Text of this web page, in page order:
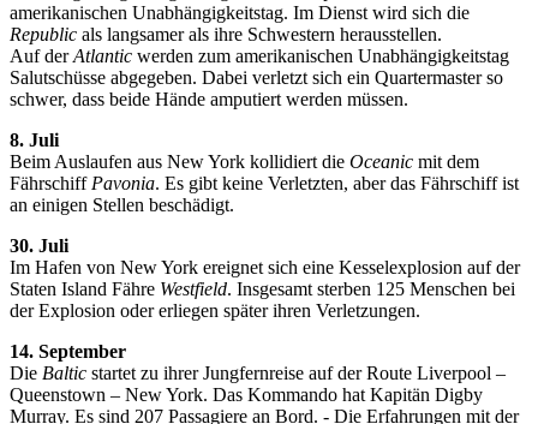
amerikanischen Unabhängigkeitstag. Im Dienst wird sich die
Republic als langsamer als ihre Schwestern herausstellen.
Auf derAtlantic werden zum amerikanischen Unabhängigkeitstag
Salutschüsse abgegeben. Dabei verletzt sich ein Quartermaster so
schwer, dass beide Hände amputiert werden müssen.
8. Juli
Beim Auslaufen aus New York kollidiert die Oceanic mit dem
Fährschiff Pavonia. Es gibt keine Verletzten, aber das Fährschiff ist
an einigen Stellen beschädigt.
30. Juli
Im Hafen von New York ereignet sich eine Kesselexplosion auf der
Staten Island Fähre Westfield. Insgesamt sterben 125 Menschen bei
der Explosion oder erliegen später ihren Verletzungen.
14. September
Die Baltic startet zu ihrer Jungfernreise auf der Route Liverpool –
Queenstown – New York. Das Kommando hat Kapitän Digby
Murray. Es sind 207 Passagiere an Bord. - Die Erfahrungen mit der